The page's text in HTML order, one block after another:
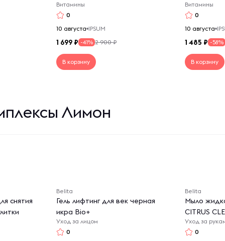
магния с таурином и витамином
B6, высокая биодоступность,
поддержка сна и нервной
системы
Витамины
0
10 августа IPSUM
1 699 -41% 2 900 ₽
В корзину
иммунитет
месяца
Витамины
0
10 августа
1 485 -58%
В корзину
Лимон
снятия
Belita
Гель лифтинг для век черная
икра Bio+
Уход за лицом
0
Belita
Мыло
CITRUS
Уход за
0